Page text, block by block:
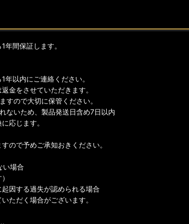
間保証します。
以内にご連絡ください。
金をさせていただきます。
すので大切に保管ください。
ないため、製品発送日含め7日以内
応じます。
ので予めご承知おきください。
い場合
因する過失が認められる場合
ただく場合がございます。